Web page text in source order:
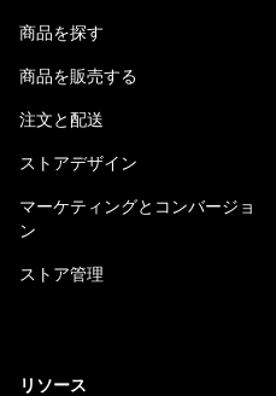
商品を探す
商品を販売する
注文と配送
ストアデザイン
マーケティングとコンバージョ
ン
ストア管理
リソース